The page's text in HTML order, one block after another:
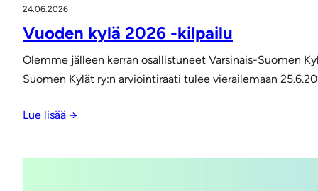
24.06.2026
Vuoden kylä 2026 -kilpailu
Olemme jälleen kerran osallistuneet Varsinais-Suomen
Suomen Kylät ry:n arviointiraati tulee vierailemaan
Lue lisää →